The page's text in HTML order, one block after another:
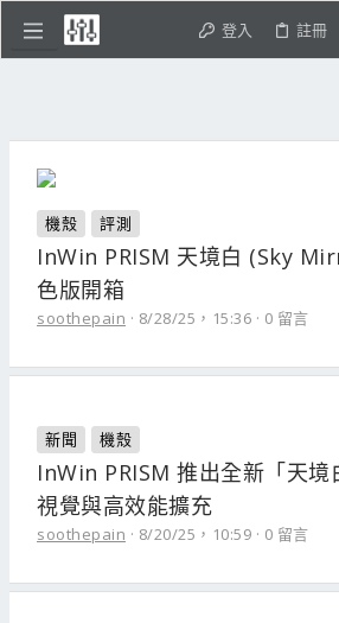
登入 註冊
機殼 評測
InWin PRISM 天境白 (Sky
色版開箱
soothepain 8/28/25，15:36 0 留言
新聞 機殼
InWin PRISM 推出全新「天
視覺與高效能擴充
soothepain 8/20/25，10:59 0 留言